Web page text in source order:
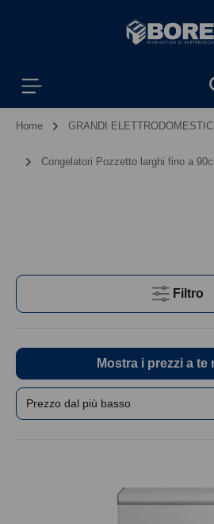
Home GRANDI ELETTRODOMESTICI
Congelatori Pozzetto larghi fino a
Filtro
Mostra i prezzi a te